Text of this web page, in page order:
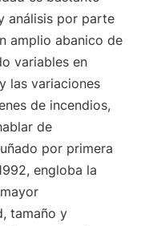
análisis por parte
amplio abanico de
variables en
las variaciones
de incendios,
de
por primera
engloba la
tamaño y